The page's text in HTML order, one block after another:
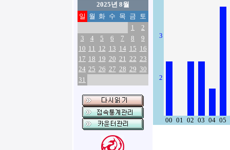
2025년 8월
일 월 화 수 목 금 토
1
2
3
4 5 6 7 8
9
10 11 12 13 14 15 16
17 18 19 20 21 22 23
24 25 26 27 28 29 30
31
3
2
00 01 02 03 04 05